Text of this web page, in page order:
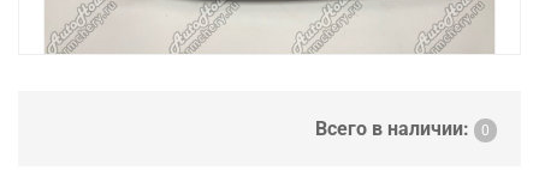
Всего в наличии: 0